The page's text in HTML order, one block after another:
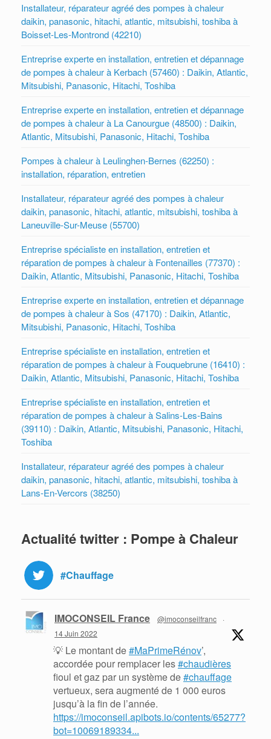
Installateur, réparateur agréé des pompes à chaleur
daikin, panasonic, hitachi, atlantic, mitsubishi, toshiba à
Boisset-Les-Montrond (42210)
Entreprise experte en installation, entretien et dépannage
de pompes à chaleur à Kerbach (57460) : Daikin, Atlantic,
Mitsubishi, Panasonic, Hitachi, Toshiba
Entreprise experte en installation, entretien et dépannage
de pompes à chaleur à La Canourgue (48500) : Daikin,
Atlantic, Mitsubishi, Panasonic, Hitachi, Toshiba
Pompes à chaleur à Leulinghen-Bernes (62250) :
installation, réparation, entretien
Installateur, réparateur agréé des pompes à chaleur
daikin, panasonic, hitachi, atlantic, mitsubishi, toshiba à
Laneuville-Sur-Meuse (55700)
Entreprise spécialiste en installation, entretien et
réparation de pompes à chaleur à Fontenailles (77370) :
Daikin, Atlantic, Mitsubishi, Panasonic, Hitachi, Toshiba
Entreprise experte en installation, entretien et dépannage
de pompes à chaleur à Sos (47170) : Daikin, Atlantic,
Mitsubishi, Panasonic, Hitachi, Toshiba
Entreprise spécialiste en installation, entretien et
réparation de pompes à chaleur à Fouquebrune (16410) :
Daikin, Atlantic, Mitsubishi, Panasonic, Hitachi, Toshiba
Entreprise spécialiste en installation, entretien et
réparation de pompes à chaleur à Salins-Les-Bains
(39110) : Daikin, Atlantic, Mitsubishi, Panasonic, Hitachi,
Toshiba
Installateur, réparateur agréé des pompes à chaleur
daikin, panasonic, hitachi, atlantic, mitsubishi, toshiba à
Lans-En-Vercors (38250)
Actualité twitter : Pompe à Chaleur
#Chauffage
IMOCONSEIL France @imoconseilfranc
·
14 Juin 2022
💡 Le montant de#MaPrimeRénov’,
accordée pour remplacer les#chaudières
fioul et gaz par un système de#chauffage
vertueux, sera augmenté de 1 000 euros
jusqu’à la fin de l’année.
https://imoconseil.apibots.io/contents/65277?
bot=10069189334...